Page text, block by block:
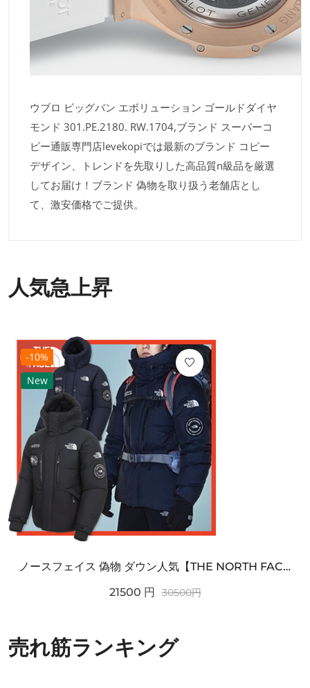
ウブロ ビッグバン エボリューション ゴールドダイヤ
モンド 301.PE.2180. RW.1704,ブランド スーパーコ
ピー通販専門店levekopiでは最新のブランド コピー
デザイン、トレンドを先取りした高品質n級品を厳選
してお届け！ブランド 偽物を取り扱う老舗店とし
て、激安価格でご提供。
人気急上昇
-10%
New
ノースフェイス 偽物 ダウン人気【THE NORTH FACE】M'S 7 SUMMIT HIM...
21500 円 30500円
売れ筋ランキング